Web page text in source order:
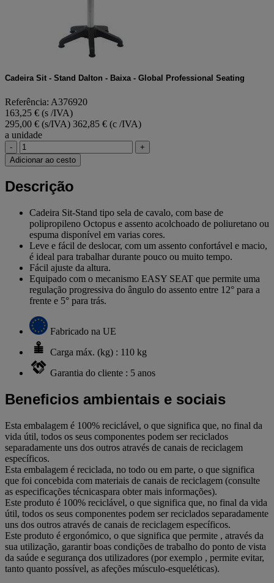
Cadeira Sit - Stand Dalton - Baixa - Global Professional Seating
Referência: A376920
163,25 € (s /IVA)
295,00 € (s/IVA) 362,85 € (c /IVA)
a unidade
-
+
Adicionar ao cesto
Descrição
Cadeira Sit-Stand tipo sela de cavalo, com base de
polipropileno Octopus e assento acolchoado de poliuretano ou
espuma disponível em varias cores.
Leve e fácil de deslocar, com um assento confortável e macio,
é ideal para trabalhar durante pouco ou muito tempo.
Fácil ajuste da altura.
Equipado com o mecanismo EASY SEAT que permite uma
regulação progressiva do ângulo do assento entre 12° para a
frente e 5° para trás.
Fabricado na UE
Carga máx. (kg) : 110 kg
Garantia do cliente : 5 anos
Beneficios ambientais e sociais
Esta embalagem é 100% reciclável, o que significa que, no final da
vida útil, todos os seus componentes podem ser reciclados
separadamente uns dos outros através de canais de reciclagem
específicos.
Esta embalagem é reciclada, no todo ou em parte, o que significa
que foi concebida com materiais de canais de reciclagem (consulte
as especificações técnicaspara obter mais informações).
Este produto é 100% reciclável, o que significa que, no final da vida
útil, todos os seus componentes podem ser reciclados separadamente
uns dos outros através de canais de reciclagem específicos.
Este produto é ergonómico, o que significa que permite , através da
sua utilização, garantir boas condições de trabalho do ponto de vista
da saúde e segurança dos utilizadores (por exemplo , permite evitar,
tanto quanto possível, as afeções músculo-esqueléticas).